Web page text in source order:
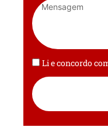
Li e concordo